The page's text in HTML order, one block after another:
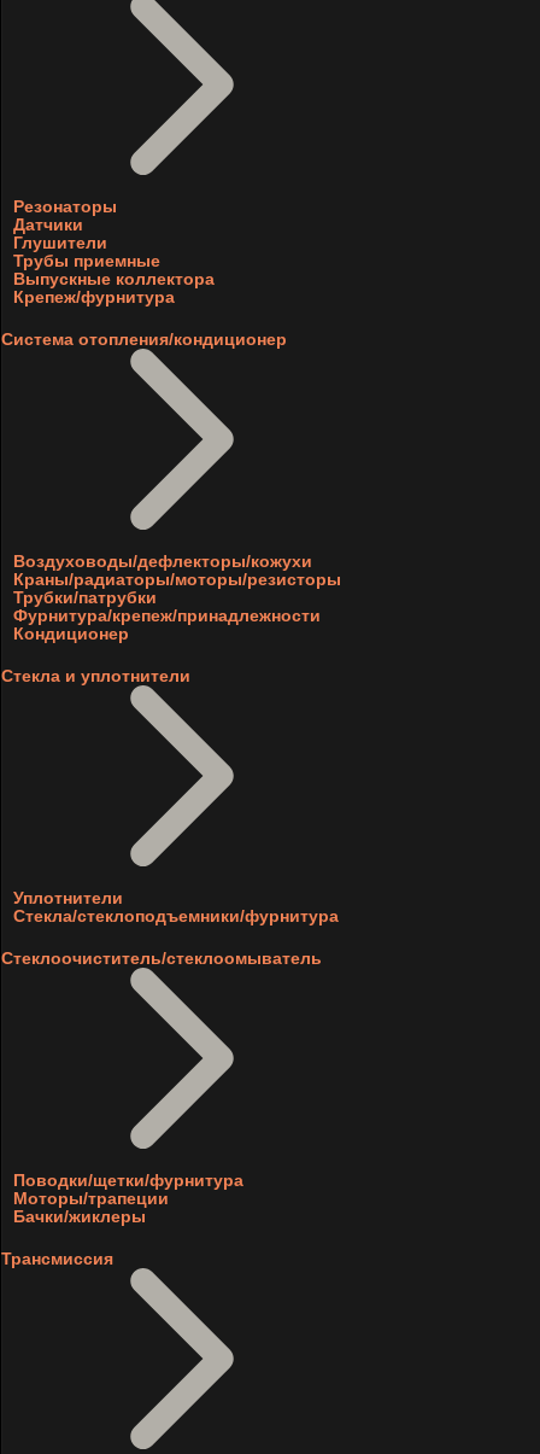
Резонаторы
Датчики
Глушители
Трубы приемные
Выпускные коллектора
Крепеж/фурнитура
Система отопления/кондиционер
Воздуховоды/дефлекторы/кожухи
Краны/радиаторы/моторы/резисторы
Трубки/патрубки
Фурнитура/крепеж/принадлежности
Кондиционер
Стекла и уплотнители
Уплотнители
Стекла/стеклоподъемники/фурнитура
Стеклоочиститель/стеклоомыватель
Поводки/щетки/фурнитура
Моторы/трапеции
Бачки/жиклеры
Трансмиссия